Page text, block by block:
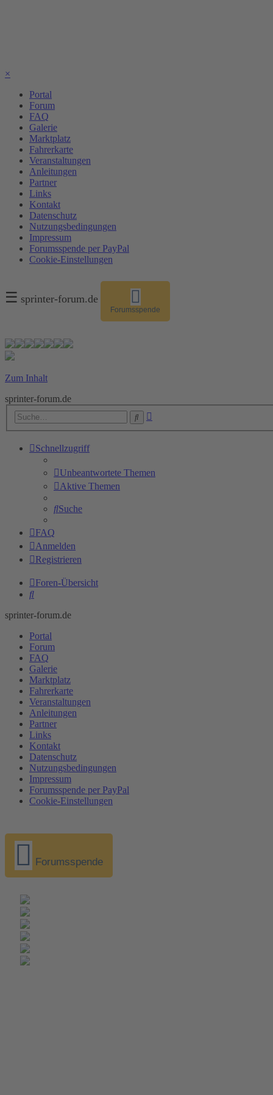
×
Portal
Forum
FAQ
Galerie
Marktplatz
Fahrerkarte
Veranstaltungen
Anleitungen
Partner
Links
Kontakt
Datenschutz
Nutzungsbedingungen
Impressum
Forumsspende per PayPal
Cookie-Einstellungen
☰ sprinter-forum.de
Forumsspende
Zum Inhalt
sprinter-forum.de
Suche
Schnellzugriff
Unbeantwortete Themen
Aktive Themen
Suche
FAQ
Anmelden
Registrieren
Foren-Übersicht
Suche
sprinter-forum.de
Portal
Forum
FAQ
Galerie
Marktplatz
Fahrerkarte
Veranstaltungen
Anleitungen
Partner
Links
Kontakt
Datenschutz
Nutzungsbedingungen
Impressum
Forumsspende per PayPal
Cookie-Einstellungen
Forumsspende